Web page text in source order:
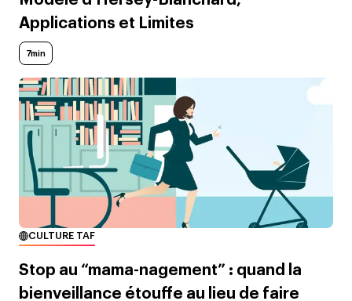
Applications et Limites
7min
CULTURE TAF
Stop au “mama-nagement” : quand la
bienveillance étouffe au lieu de faire